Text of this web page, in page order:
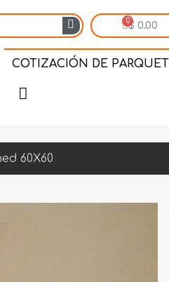
$ 0.00
COTIZACIÓN DE PARQUET
60X60